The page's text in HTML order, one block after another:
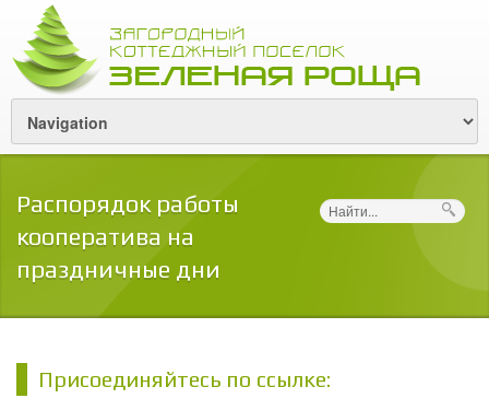
Распорядок работы
кооператива на
праздничные дни
Поиск
Присоединяйтесь по ссылке: